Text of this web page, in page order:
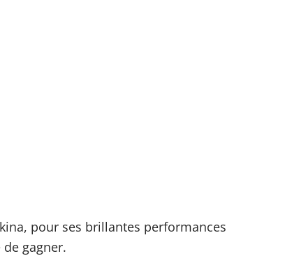
pour ses brillantes performances
gagner.